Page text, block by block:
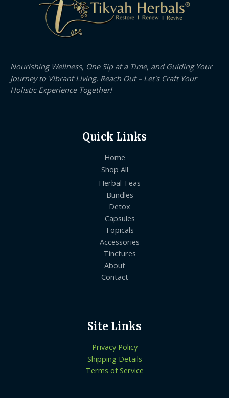
Nourishing Wellness, One Sip at a Time, and Guiding Your
Journey to Vibrant Living. Reach Out – Let's Craft Your
Holistic Experience Together!
Quick Links
Home
Shop All
Herbal Teas
Bundles
Detox
Capsules
Topicals
Accessories
Tinctures
About
Contact
Site Links
Privacy Policy
Shipping Details
Terms of Service